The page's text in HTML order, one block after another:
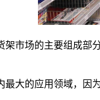
市场的主要组成
大的应用领域，因